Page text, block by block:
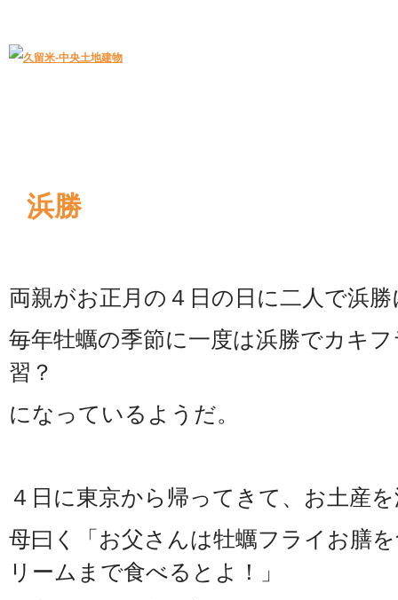
浜勝
両親がお正月の４日の日に二人で浜
毎年牡蠣の季節に一度は浜勝でカキ
習？
になっているようだ。
４日に東京から帰ってきて、お土産
母曰く「お父さんは牡蠣フライお膳
リームまで食べるとよ！」